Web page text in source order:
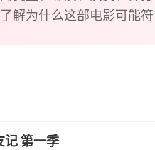
解为什么这部电影可能符
记 第一季